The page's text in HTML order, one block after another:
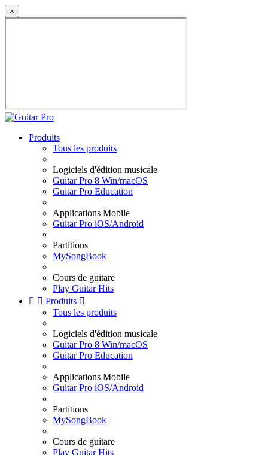
×
Produits
Tous les produits
Logiciels d'édition musicale
Guitar Pro 8 Win/macOS
Guitar Pro Education
Applications Mobile
Guitar Pro iOS/Android
Partitions
MySongBook
Cours de guitare
Play Guitar Hits
  Produits 
Tous les produits
Logiciels d'édition musicale
Guitar Pro 8 Win/macOS
Guitar Pro Education
Applications Mobile
Guitar Pro iOS/Android
Partitions
MySongBook
Cours de guitare
Play Guitar Hits